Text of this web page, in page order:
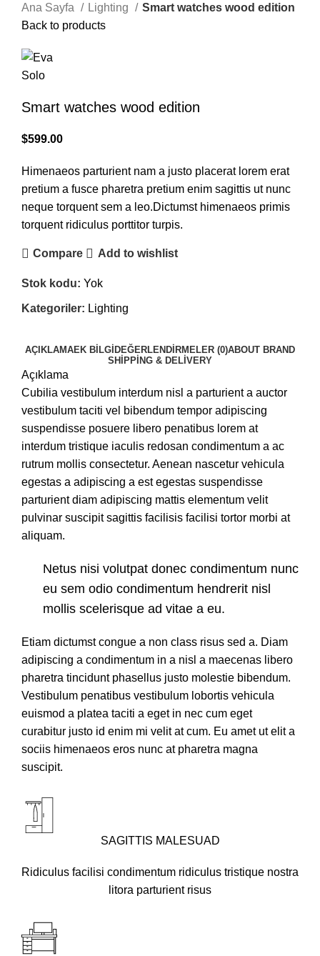
Ana Sayfa Lighting
Smart watches wood edition
Back to products
Smart watches wood edition
$599.00
Himenaeos parturient nam a justo placerat lorem erat
pretium a fusce pharetra pretium enim sagittis ut nunc
neque torquent sem a leo.Dictumst himenaeos primis
torquent ridiculus porttitor turpis.
Compare Add to wishlist
Stok kodu: Yok
Kategoriler: Lighting
AÇIKLAMAEK BILGIDEĞERLENDIRMELER (0)ABOUT BRAND
SHIPPING & DELIVERY
Açıklama
Cubilia vestibulum interdum nisl a parturient a auctor
vestibulum taciti vel bibendum tempor adipiscing
suspendisse posuere libero penatibus lorem at
interdum tristique iaculis redosan condimentum a ac
rutrum mollis consectetur. Aenean nascetur vehicula
egestas a adipiscing a est egestas suspendisse
parturient diam adipiscing mattis elementum velit
pulvinar suscipit sagittis facilisis facilisi tortor morbi at
aliquam.
Netus nisi volutpat donec condimentum nunc
eu sem odio condimentum hendrerit nisl
mollis scelerisque ad vitae a eu.
Etiam dictumst congue a non class risus sed a. Diam
adipiscing a condimentum in a nisl a maecenas libero
pharetra tincidunt phasellus justo molestie bibendum.
Vestibulum penatibus vestibulum lobortis vehicula
euismod a platea taciti a eget in nec cum eget
curabitur justo id enim mi velit at cum. Eu amet ut elit a
sociis himenaeos eros nunc at pharetra magna
suscipit.
SAGITTIS MALESUAD
Ridiculus facilisi condimentum ridiculus tristique nostra
litora parturient risus